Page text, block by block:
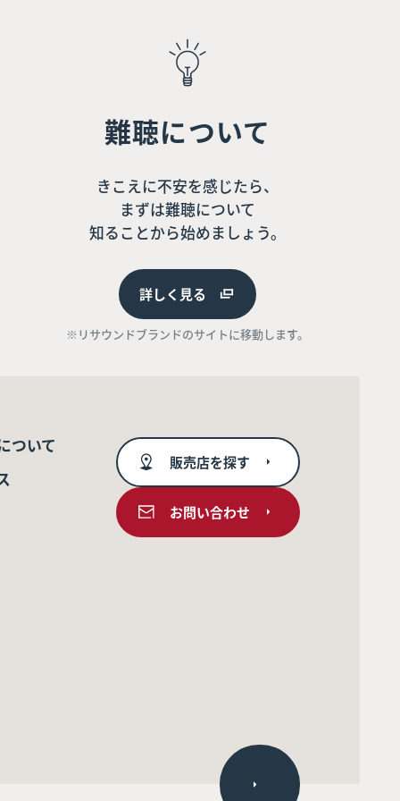
難聴について
きこえに不安を感じたら、
まずは難聴について
知ることから始めましょう。
詳しく見る
※リサウンドブランドのサイトに移動します。
ついて
販売店を探す
お問い合わせ